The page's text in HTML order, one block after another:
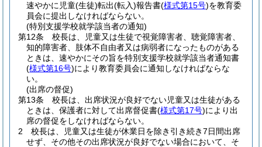
速やかに児童(生徒)転出(転入)報告書(様式第15号)を教育委
員会に提出しなければならない。
(特別支援学校就学該当者の通知)
第12条
校長は、児童又は生徒で視覚障害者、聴覚障害者、
知的障害者、肢体不自由者又は病弱者になったものがある
ときは、速やかにその旨を特別支援学校就学該当者通知書
(様式第16号)により教育委員会に通知しなければならな
い。
(出席の督促)
第13条
校長は、出席状況が良好でない児童又は生徒がある
ときは、保護者に対して出席督促書(様式第17号)により出
席の督促をしなければならない。
2
校長は、児童又は生徒が休業日を除き引き続き7日間出席
せず、その他その出席状況が良好でない場合において、そ